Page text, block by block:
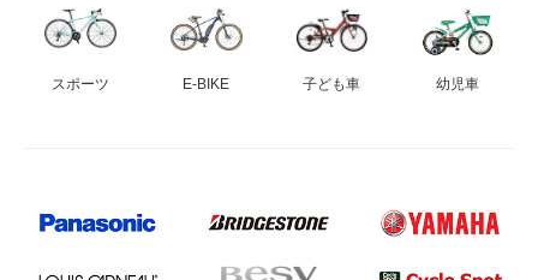
スポーツ E-BIKE 子ども車 幼児車